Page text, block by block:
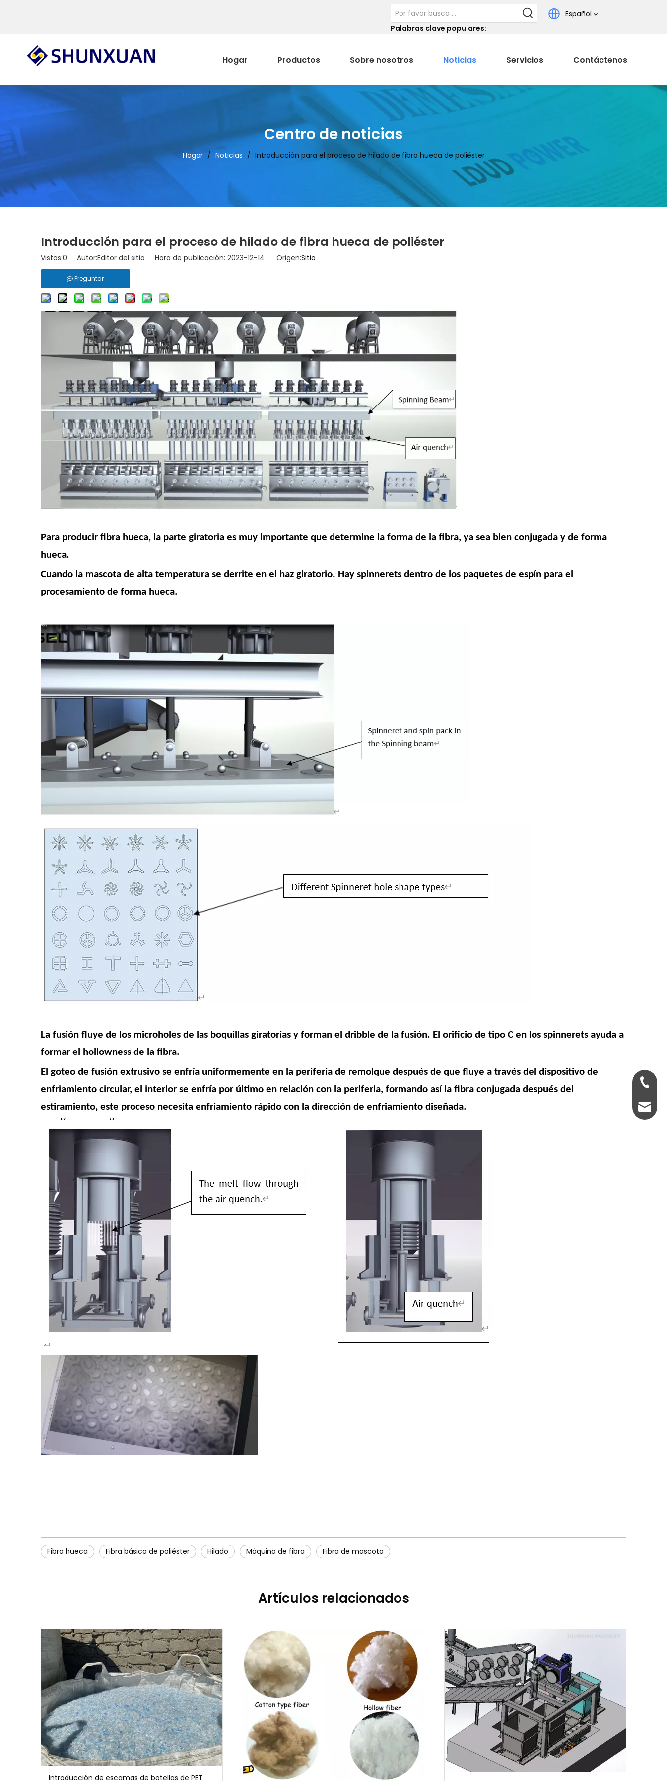
Palabras clave populares:
Español
Hogar Productos Sobre nosotros Noticias Servicios Contáctenos
Centro de noticias
Hogar / Noticias / Introducción para el proceso de hilado de fibra hueca de poliéster
Introducción para el proceso de hilado de fibra hueca de poliéster
Vistas:0 Autor:Editor del sitio Hora de publicación: 2023-12-14 Origen:Sitio
Preguntar
Para producir fibra hueca, la parte giratoria es muy importante que determine la forma de la fibra, ya sea bien conjugada y de forma
hueca.
Cuando la mascota de alta temperatura se derrite en el haz giratorio. Hay spinnerets dentro de los paquetes de espín para el
procesamiento de forma hueca.
La fusión fluye de los microholes de las boquillas giratorias y forman el dribble de la fusión. El orificio de tipo C en los spinnerets ayuda a
formar el hollowness de la fibra.
El goteo de fusión extrusivo se enfría uniformemente en la periferia de remolque después de que fluye a través del dispositivo de
enfriamiento circular, el interior se enfría por último en relación con la periferia, formando así la fibra conjugada después del
estiramiento, este proceso necesita enfriamiento rápido con la dirección de enfriamiento diseñada.
Fibra hueca Fibra básica de poliéster Hilado Máquina de fibra Fibra de mascota
Artículos relacionados
Introducción de escamas de botellas de PET
0086-